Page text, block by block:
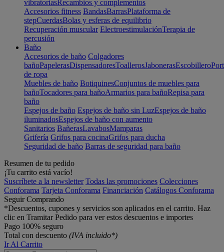
vibratoriasRecambios y complementos
Accesorios fitness BandasBarrasPlataforma de
stepCuerdasBolas y esferas de equilibrio
Recuperación muscular ElectroestimulaciónTerapia de
percusión
Baño
Accesorios de baño Colgadores
bañoPapelerasDispensadoresToallerosJabonerasEscobillero
de ropa
Muebles de baño BotiquinesConjuntos de muebles para
bañoTocadores para bañoArmarios para bañoRepisa para
baño
Espejos de baño Espejos de baño sin LuzEspejos de baño
iluminadosEspejos de baño con aumento
Sanitarios BañerasLavabosMamparas
Grifería Grifos para cocinaGrifos para ducha
Seguridad de baño Barras de seguridad para baño
Resumen de tu pedido
¡Tu carrito está vacío!
Suscríbete a la newsletter Todas las promociones Colecciones
Conforama Tarjeta Conforama Financiación Catálogos Conforama
Seguir Comprando
*Descuentos, cupones y servicios son aplicados en el carrito. Haz
clic en Tramitar Pedido para ver estos descuentos e importes
Pago 100% seguro
Total con descuento (IVA incluido*)
Ir Al Carrito